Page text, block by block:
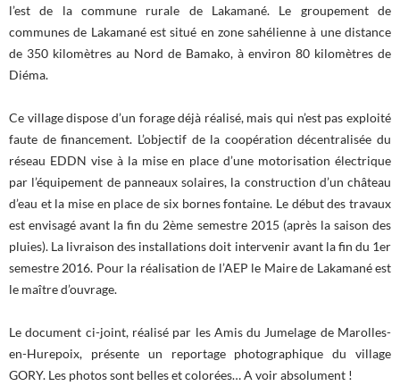
l’est de la commune rurale de Lakamané. Le groupement de
communes de Lakamané est situé en zone sahélienne à une distance
de 350 kilomètres au Nord de Bamako, à environ 80 kilomètres de
Diéma.
Ce village dispose d’un forage déjà réalisé, mais qui n’est pas exploité
faute de financement. L’objectif de la coopération décentralisée du
réseau EDDN vise à la mise en place d’une motorisation électrique
par l’équipement de panneaux solaires, la construction d’un château
d’eau et la mise en place de six bornes fontaine. Le début des travaux
est envisagé avant la fin du 2ème semestre 2015 (après la saison des
pluies). La livraison des installations doit intervenir avant la fin du 1er
semestre 2016. Pour la réalisation de l’AEP le Maire de Lakamané est
le maître d’ouvrage.
Le document ci-joint, réalisé par les Amis du Jumelage de Marolles-
en-Hurepoix, présente un reportage photographique du village
GORY. Les photos sont belles et colorées… A voir absolument !